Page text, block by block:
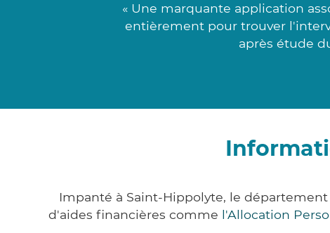
« Une marquante application
entièrement pour trouver
après étude
Impanté à Saint-Hippolyte, le
d'aides financières comme l'Allocation